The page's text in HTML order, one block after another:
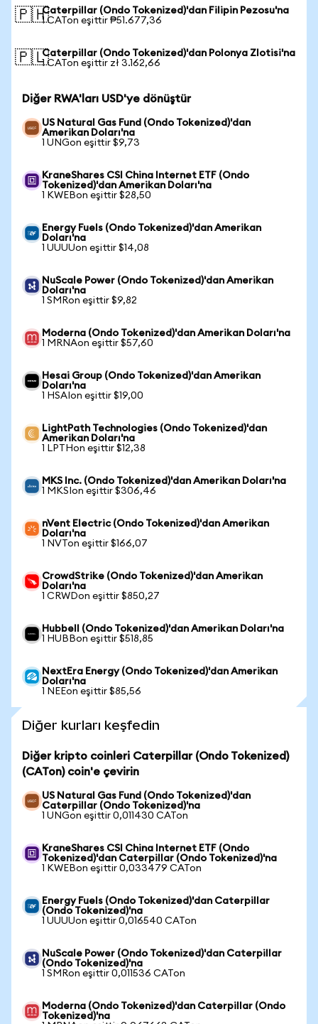
🇵🇭Caterpillar (Ondo Tokenized)'dan Filipin Pezosu'na
1 CATon eşittir ₱51.677,36
🇵🇱Caterpillar (Ondo Tokenized)'dan Polonya Zlotisi'na
1 CATon eşittir zł 3.162,66
Diğer RWA'ları USD'ye dönüştür
US Natural Gas Fund (Ondo Tokenized)'dan
Amerikan Doları'na
1 UNGon eşittir $9,73
KraneShares CSI China Internet ETF (Ondo
Tokenized)'dan Amerikan Doları'na
1 KWEBon eşittir $28,50
Energy Fuels (Ondo Tokenized)'dan Amerikan
Doları'na
1 UUUUon eşittir $14,08
NuScale Power (Ondo Tokenized)'dan Amerikan
Doları'na
1 SMRon eşittir $9,82
Moderna (Ondo Tokenized)'dan Amerikan Doları'na
1 MRNAon eşittir $57,60
Hesai Group (Ondo Tokenized)'dan Amerikan
Doları'na
1 HSAIon eşittir $19,00
LightPath Technologies (Ondo Tokenized)'dan
Amerikan Doları'na
1 LPTHon eşittir $12,38
MKS Inc. (Ondo Tokenized)'dan Amerikan Doları'na
1 MKSIon eşittir $306,46
nVent Electric (Ondo Tokenized)'dan Amerikan
Doları'na
1 NVTon eşittir $166,07
CrowdStrike (Ondo Tokenized)'dan Amerikan
Doları'na
1 CRWDon eşittir $850,27
Hubbell (Ondo Tokenized)'dan Amerikan Doları'na
1 HUBBon eşittir $518,85
NextEra Energy (Ondo Tokenized)'dan Amerikan
Doları'na
1 NEEon eşittir $85,56
Diğer kurları keşfedin
Diğer kripto coinleri Caterpillar (Ondo Tokenized)
(CATon) coin'e çevirin
US Natural Gas Fund (Ondo Tokenized)'dan
Caterpillar (Ondo Tokenized)'na
1 UNGon eşittir 0,011430 CATon
KraneShares CSI China Internet ETF (Ondo
Tokenized)'dan Caterpillar (Ondo Tokenized)'na
1 KWEBon eşittir 0,033479 CATon
Energy Fuels (Ondo Tokenized)'dan Caterpillar
(Ondo Tokenized)'na
1 UUUUon eşittir 0,016540 CATon
NuScale Power (Ondo Tokenized)'dan Caterpillar
(Ondo Tokenized)'na
1 SMRon eşittir 0,011536 CATon
Moderna (Ondo Tokenized)'dan Caterpillar (Ondo
Tokenized)'na